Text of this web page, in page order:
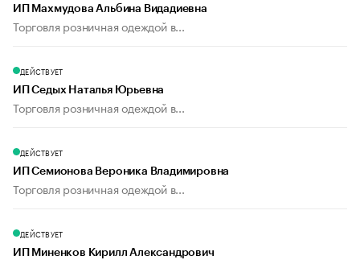
ИП Махмудова Альбина Видадиевна
Торговля розничная одеждой в...
ДЕЙСТВУЕТ
ИП Седых Наталья Юрьевна
Торговля розничная одеждой в...
ДЕЙСТВУЕТ
ИП Семионова Вероника Владимировна
Торговля розничная одеждой в...
ДЕЙСТВУЕТ
ИП Миненков Кирилл Александрович